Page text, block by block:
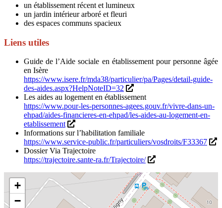
un établissement récent et lumineux
un jardin intérieur arboré et fleuri
des espaces communs spacieux
Liens utiles
Guide de l’Aide sociale en établissement pour personne âgée
en Isère
https://www.isere.fr/mda38/particulier/pa/Pages/detail-guide-
des-aides.aspx?HelpNoteID=32
Les aides au logement en établissement
https://www.pour-les-personnes-agees.gouv.fr/vivre-dans-un-
ehpad/aides-financieres-en-ehpad/les-aides-au-logement-en-
etablissement
Informations sur l’habilitation familiale
https://www.service-public.fr/particuliers/vosdroits/F33367
Dossier Via Trajectoire
https://trajectoire.sante-ra.fr/Trajectoire/
+
−